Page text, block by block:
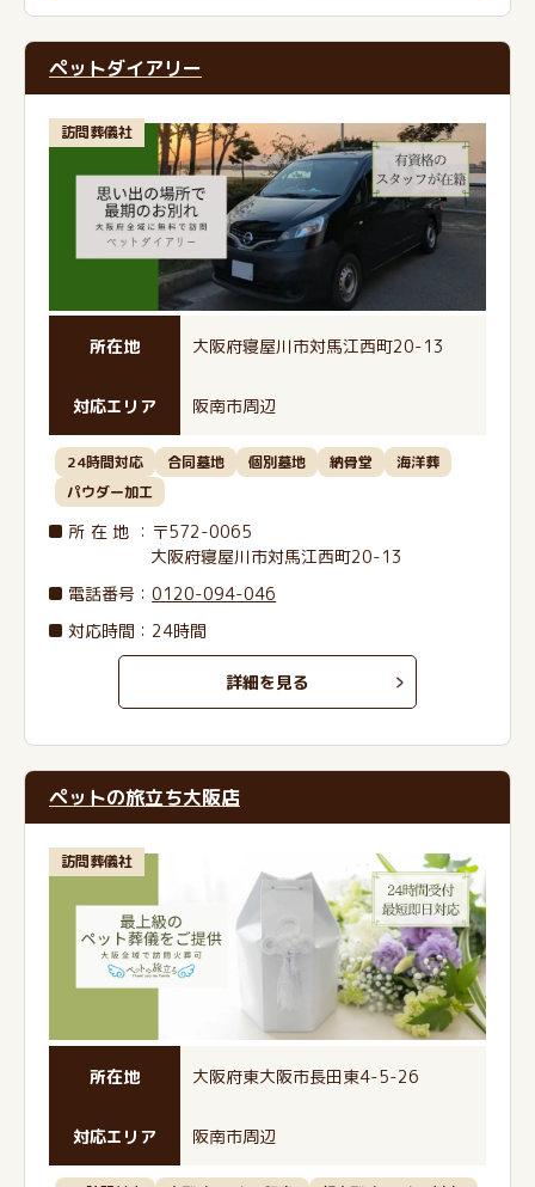
ペットダイアリー
訪問葬儀社
所在地 大阪府寝屋川市対馬江西町20-13
対応エリア 阪南市周辺
24時間対応 合同墓地 個別墓地 納骨堂
海洋葬
パウダー加工
所在地 ：〒572-0065
大阪府寝屋川市対馬江西町20-13
電話番号 ：0120-094-046
対応時間：24時間
詳細を見る
ペットの旅立ち大阪店
訪問葬儀社
所在地 大阪府東大阪市長田東4-5-26
対応エリア 阪南市周辺